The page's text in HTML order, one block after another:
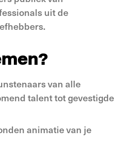
uit de
van alle
talent tot gevestigde
animatie van je